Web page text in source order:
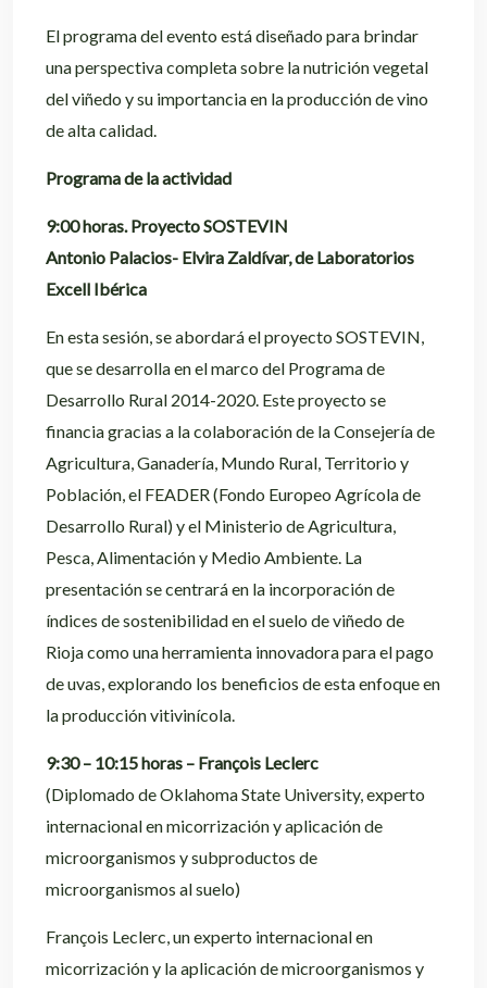
El programa del evento está diseñado para brindar
una perspectiva completa sobre la nutrición vegetal
del viñedo y su importancia en la producción de vino
de alta calidad.
Programa de la actividad
9:00 horas. Proyecto SOSTEVIN
Antonio Palacios- Elvira Zaldívar, de Laboratorios
Excell Ibérica
En esta sesión, se abordará el proyecto SOSTEVIN,
que se desarrolla en el marco del Programa de
Desarrollo Rural 2014-2020. Este proyecto se
financia gracias a la colaboración de la Consejería de
Agricultura, Ganadería, Mundo Rural, Territorio y
Población, el FEADER (Fondo Europeo Agrícola de
Desarrollo Rural) y el Ministerio de Agricultura,
Pesca, Alimentación y Medio Ambiente. La
presentación se centrará en la incorporación de
índices de sostenibilidad en el suelo de viñedo de
Rioja como una herramienta innovadora para el pago
de uvas, explorando los beneficios de esta enfoque en
la producción vitivinícola.
9:30 – 10:15 horas – François Leclerc
(Diplomado de Oklahoma State University, experto
internacional en micorrización y aplicación de
microorganismos y subproductos de
microorganismos al suelo)
François Leclerc, un experto internacional en
micorrización y la aplicación de microorganismos y